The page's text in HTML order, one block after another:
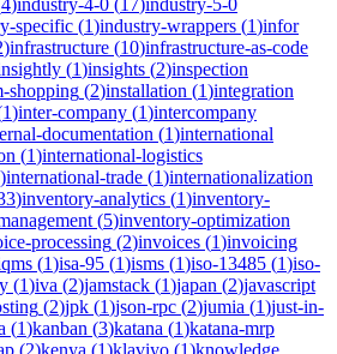
specific (1)industry-wrappers (1)infor
)infrastructure (10)infrastructure-as-code
(1)insights (2)inspection
shopping (2)installation (1)integration
1)inter-company (1)intercompany
documentation (1)international
(1)international-logistics
)international-trade (1)internationalization
)inventory-analytics (1)inventory-
(5)inventory-optimization
processing (2)invoices (1)invoicing
(1)isa-95 (1)isms (1)iso-13485 (1)iso-
(1)iva (2)jamstack (1)japan (2)javascript
(2)jpk (1)json-rpc (2)jumia (1)just-in-
(1)kanban (3)katana (1)katana-mrp
(2)kenya (1)klaviyo (1)knowledge